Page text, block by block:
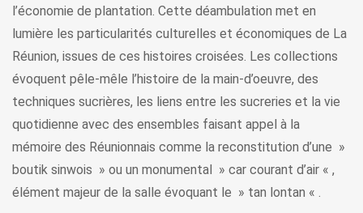
l’économie de plantation. Cette déambulation met en
lumière les particularités culturelles et économiques de La
Réunion, issues de ces histoires croisées. Les collections
évoquent pêle-mêle l’histoire de la main-d’oeuvre, des
techniques sucrières, les liens entre les sucreries et la vie
quotidienne avec des ensembles faisant appel à la
mémoire des Réunionnais comme la reconstitution d’une »
boutik sinwois » ou un monumental » car courant d’air « ,
élément majeur de la salle évoquant le » tan lontan « .